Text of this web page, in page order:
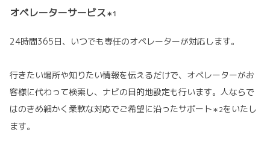
オペレーターサービス＊1
24時間365日、いつでも専任のオペレーターが対応します。
行きたい場所や知りたい情報を伝えるだけで、オペレーターがお
客様に代わって検索し、ナビの目的地設定も行います。人ならで
はのきめ細かく柔軟な対応でご希望に沿ったサポート＊2をいたし
ます。